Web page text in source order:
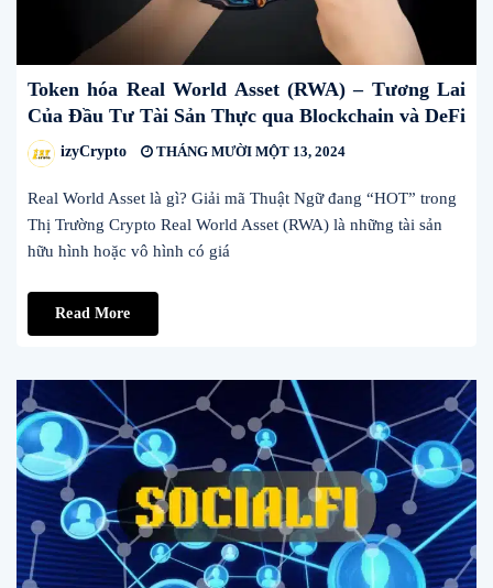
Token hóa Real World Asset (RWA) – Tương Lai
Của Đầu Tư Tài Sản Thực qua Blockchain và DeFi
izyCrypto THÁNG MƯỜI MỘT 13, 2024
Real World Asset là gì? Giải mã Thuật Ngữ đang “HOT” trong
Thị Trường Crypto Real World Asset (RWA) là những tài sản
hữu hình hoặc vô hình có giá
Read More